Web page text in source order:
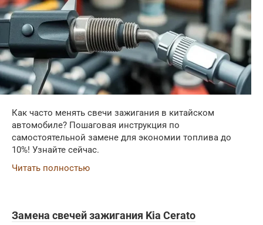
Как часто менять свечи зажигания в китайском
автомобиле? Пошаговая инструкция по
самостоятельной замене для экономии топлива до
10%! Узнайте сейчас.
Читать полностью
Замена свечей зажигания Kia Cerato